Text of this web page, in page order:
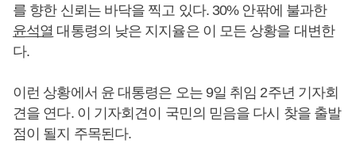
를 향한 신뢰는 바닥을 찍고 있다. 30% 안팎에 불과한
윤석열 대통령의 낮은 지지율은 이 모든 상황을 대변한
다.
이런 상황에서 윤 대통령은 오는 9일 취임 2주년 기자회
견을 연다. 이 기자회견이 국민의 믿음을 다시 찾을 출발
점이 될지 주목된다.